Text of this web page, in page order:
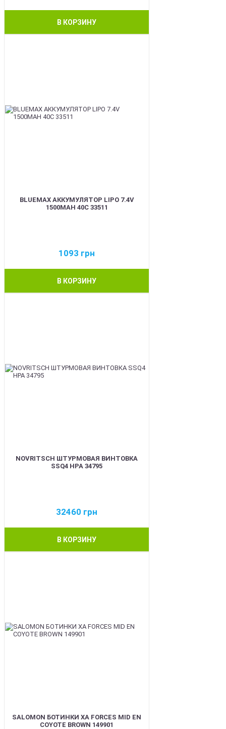
В КОРЗИНУ
BLUEMAX АККУМУЛЯТОР LIPO 7.4V
1500MAH 40C 33511
1093 грн
В КОРЗИНУ
NOVRITSCH ШТУРМОВАЯ ВИНТОВКА
SSQ4 HPA 34795
32460 грн
В КОРЗИНУ
SALOMON БОТИНКИ XA FORCES MID EN
COYOTE BROWN 149901